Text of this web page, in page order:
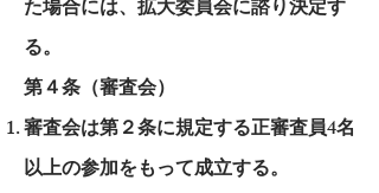
た場合には、拡大委員会に諮り決定す
る。
第４条（審査会）
審査会は第２条に規定する正審査員4名
以上の参加をもって成立する。